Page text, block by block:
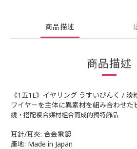
商品描述
商品描述
《1五1E》イヤリング うすいぴんく / 淡
ワイヤーを主体に異素材を組み合わせた
繞，搭配複合媒材組合而成的獨特飾品
耳針/耳夾: 合金電鍍
產地: Made in Japan